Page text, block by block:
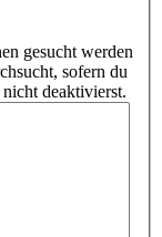
gesucht werden
sofern du
deaktivierst.